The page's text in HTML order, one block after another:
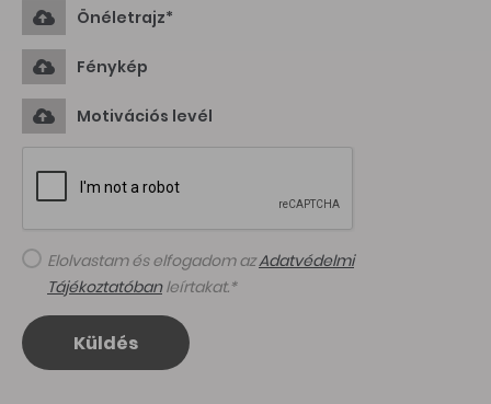
Önéletrajz*
Fénykép
Motivációs levél
Elolvastam és elfogadom azAdatvédelmi
Tájékoztatóbanleírtakat.*
Küldés